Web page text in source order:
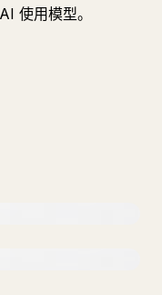
使用模型。